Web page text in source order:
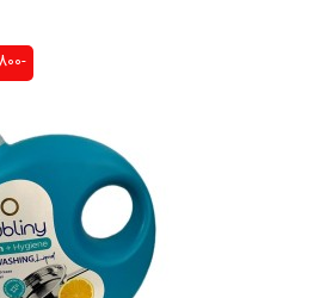
-17,800 تومان